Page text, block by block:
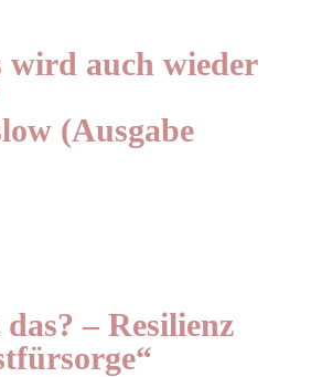
wird auch wieder
(Ausgabe
– Resilienz